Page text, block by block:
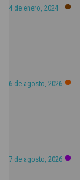
4 de enero, 2024
6 de agosto, 2026
7 de agosto, 2026